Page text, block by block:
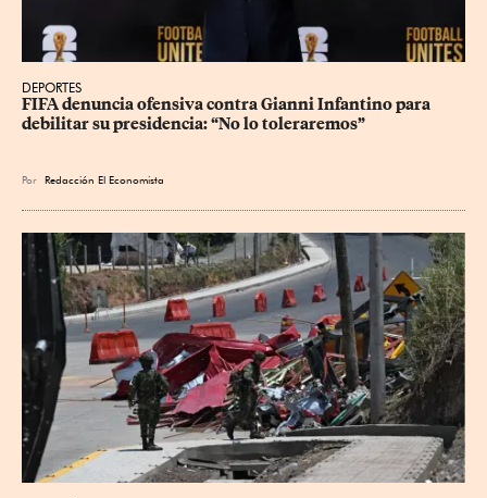
DEPORTES
FIFA denuncia ofensiva contra Gianni Infantino para
debilitar su presidencia: “No lo toleraremos”
Por Redacción El Economista